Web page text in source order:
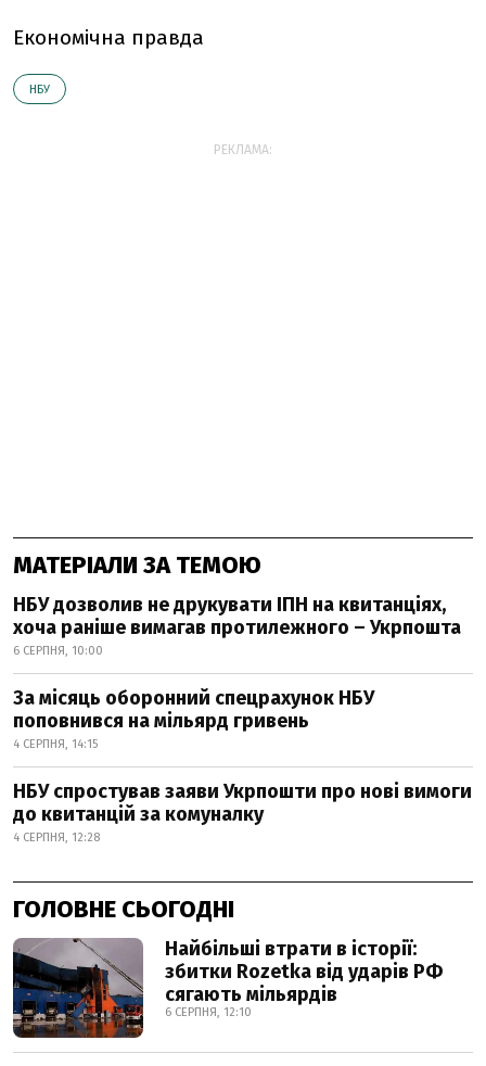
Економічна правда
НБУ
РЕКЛАМА:
МАТЕРІАЛИ ЗА ТЕМОЮ
НБУ дозволив не друкувати ІПН на квитанціях,
хоча раніше вимагав протилежного – Укрпошта
6 СЕРПНЯ, 10:00
За місяць оборонний спецрахунок НБУ
поповнився на мільярд гривень
4 СЕРПНЯ, 14:15
НБУ спростував заяви Укрпошти про нові вимоги
до квитанцій за комуналку
4 СЕРПНЯ, 12:28
ГОЛОВНЕ СЬОГОДНІ
Найбільші втрати в історії:
збитки Rozetka від ударів РФ
сягають мільярдів
6 СЕРПНЯ, 12:10